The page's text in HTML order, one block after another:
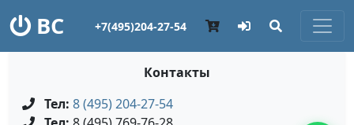
ВС +7(495)204-27-54
Контакты
Тел: 8 (495) 204-27-54